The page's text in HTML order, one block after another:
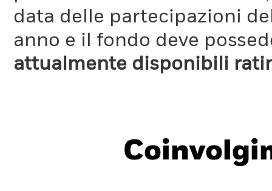
data delle partecipazioni
anno e il fondo deve
attualmente disponibili